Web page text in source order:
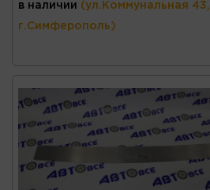
в наличии (ул.Коммунальная 43,
г.Симферополь)